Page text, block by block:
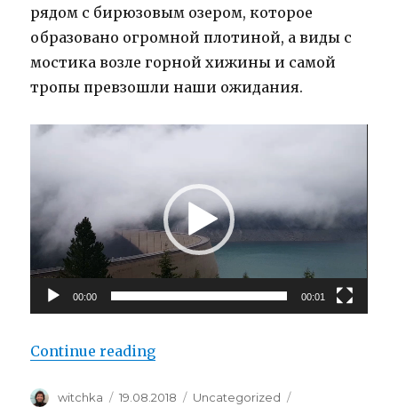
рядом с бирюзовым озером, которое
образовано огромной плотиной, а виды с
мостика возле горной хижины и самой
тропы превзошли наши ожидания.
Video
00:00 00:01
Continue reading“Плотина Шлегайс
Author
witchka
Posted
19.08.2018 Categories
Uncategorized